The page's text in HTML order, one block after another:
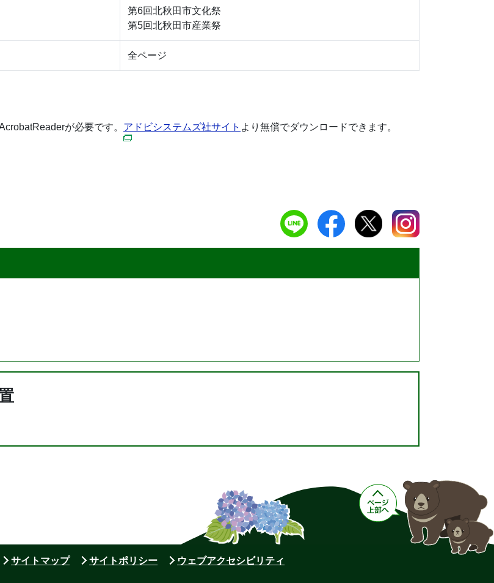
第6回北秋田市文化祭
第5回北秋田市産業祭
全ページ
が必要です。 アドビシステムズ社サイト より無償でダウンロードできます。
サイトマップ サイトポリシー ウェブアクセシビリティ